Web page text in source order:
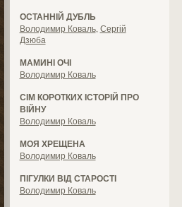
ОСТАННІЙ ДУБЛЬ
Володимир Коваль, Сергій
Дзюба
МАМИНІ ОЧІ
Володимир Коваль
СІМ КОРОТКИХ ІСТОРІЙ ПРО
ВІЙНУ
Володимир Коваль
МОЯ ХРЕЩЕНА
Володимир Коваль
ПІГУЛКИ ВІД СТАРОСТІ
Володимир Коваль